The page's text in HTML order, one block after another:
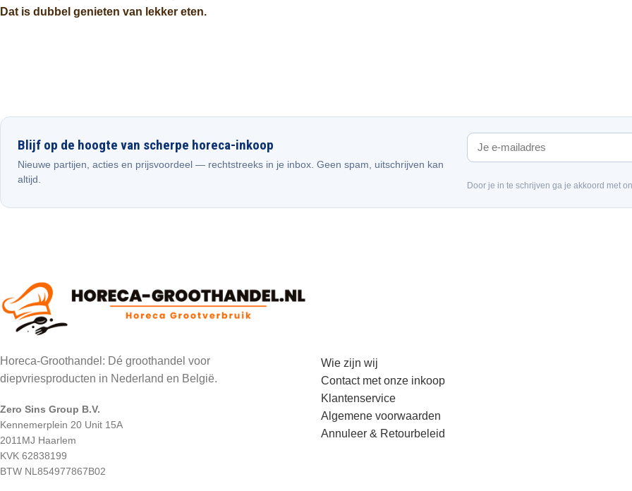
Dat is dubbel genieten van lekker eten.
Blijf op de hoogte van scherpe horeca-inkoop
Nieuwe partijen, acties en prijsvoordeel — rechtstreeks in je inbox. Geen spam, uitschrijven kan
altijd.
Door je in te schrijven ga je akkoord met
Horeca-Groothandel: Dé groothandel voor
diepvriesproducten in Nederland en België.
Zero Sins Group B.V.
Kennemerplein 20 Unit 15A
2011MJ Haarlem
KVK 62838199
BTW NL854977867B02
Wie zijn wij
Contact met onze inkoop
Klantenservice
Algemene voorwaarden
Annuleer & Retourbeleid